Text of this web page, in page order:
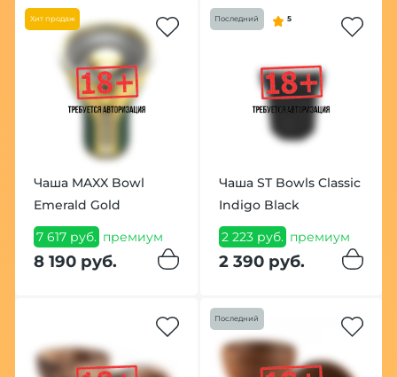
Хит продаж
Чаша MAXX Bowl
Emerald Gold
7 617 руб. премиум
8 190 руб.
Последний 5
Чаша ST Bowls Classic
Indigo Black
2 223 руб. премиум
2 390 руб.
Последний